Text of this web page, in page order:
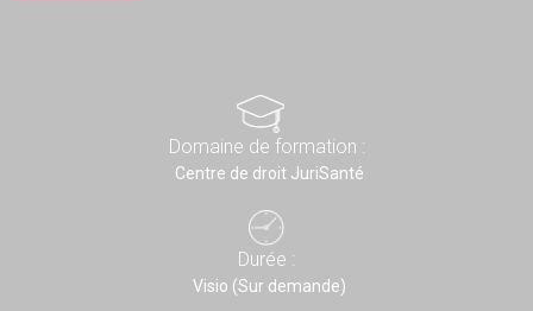
Domaine de formation :
Centre de droit JuriSanté
Durée :
Visio (Sur demande)